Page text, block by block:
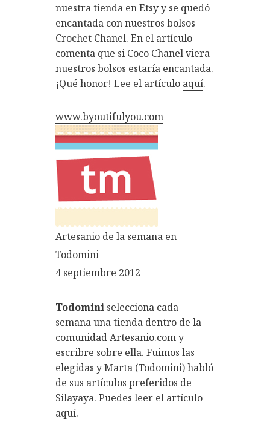
nuestra tienda en Etsy y se quedó
encantada con nuestros bolsos
Crochet Chanel. En el artículo
comenta que si Coco Chanel viera
nuestros bolsos estaría encantada.
¡Qué honor! Lee el artículo aquí.
www.byoutifulyou.com
Artesanio de la semana en
Todomini
4 septiembre 2012
Todomini selecciona cada
semana una tienda dentro de la
comunidad Artesanio.com y
escribre sobre ella. Fuimos las
elegidas y Marta (Todomini) habló
de sus artículos preferidos de
Silayaya. Puedes leer el artículo
aquí.